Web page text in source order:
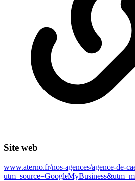
Site web
www.aterno.fr/nos-agences/agence-de-